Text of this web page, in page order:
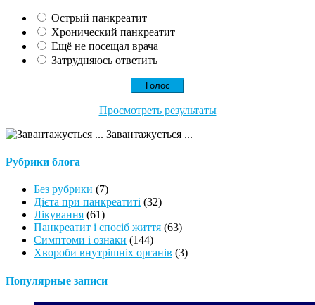
Острый панкреатит
Хронический панкреатит
Ещё не посещал врача
Затрудняюсь ответить
Просмотреть результаты
Завантажується ...
Рубрики блога
Без рубрики (7)
Дієта при панкреатиті (32)
Лікування (61)
Панкреатит і спосіб життя (63)
Симптоми і ознаки (144)
Хвороби внутрішніх органів (3)
Популярные записи